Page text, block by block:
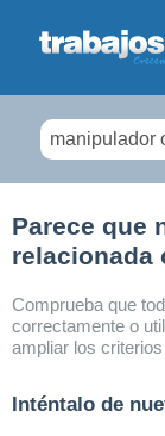
Parece que
relacionada
Comprueba que
correctamente o
ampliar los
Inténtalo de